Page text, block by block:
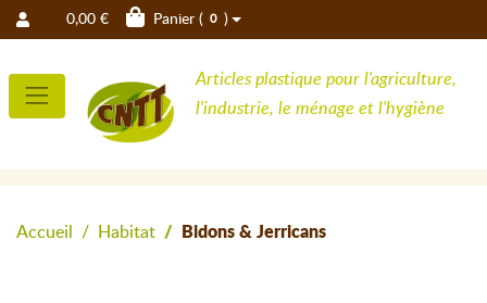
0,00 € Panier ( 0 )
Articles plastique pour l'agriculture,
l'industrie, le ménage et l'hygiène
Accueil Habitat Bidons & Jerricans